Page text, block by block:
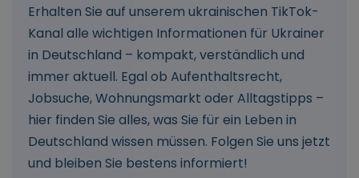
Erhalten Sie auf unserem ukrainischen TikTok-
Kanal alle wichtigen Informationen für Ukrainer
in Deutschland – kompakt, verständlich und
immer aktuell. Egal ob Aufenthaltsrecht,
Jobsuche, Wohnungsmarkt oder Alltagstipps –
hier finden Sie alles, was Sie für ein Leben in
Deutschland wissen müssen. Folgen Sie uns jetzt
und bleiben Sie bestens informiert!